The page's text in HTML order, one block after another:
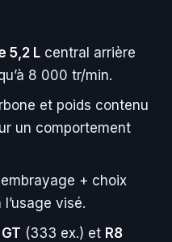
5,2 L central arrière
8 000 tr/min.
et poids contenu
un comportement
+ choix
l’usage visé.
(333 ex.) et R8